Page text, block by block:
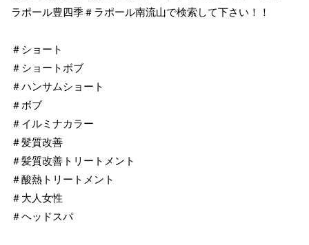
ラポール豊四季＃ラポール南流山で検索して下さい！！
＃ショート
＃ショートボブ
＃ハンサムショート
＃ボブ
＃イルミナカラー
＃髪質改善
＃髪質改善トリートメント
＃酸熱トリートメント
＃大人女性
＃ヘッドスパ